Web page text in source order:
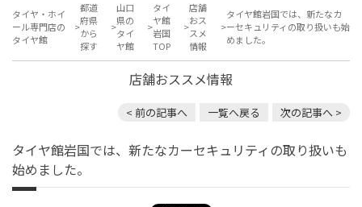
タイヤ・ホイ
ール専門店の
タイヤ館
都道
府県
から
探す
山口
県の
タイ
ヤ館
タイ
ヤ館
岩国
TOP
店舗
おス
スメ
情報
タイヤ館岩国では、新たなカ
ーセキュリティの取り扱いも始
めました。
店舗おススメ情報
< 前の記事へ 一覧へ戻る 次の記事へ >
タイヤ館岩国では、新たなカーセキュリティの取り扱いも
始めました。